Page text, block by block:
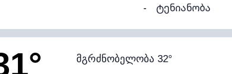
- ტენიანობა
59% (კომფორტული) ღრუბლიანობა
20°C ხილვადობა
მგრძნობელობა 32°